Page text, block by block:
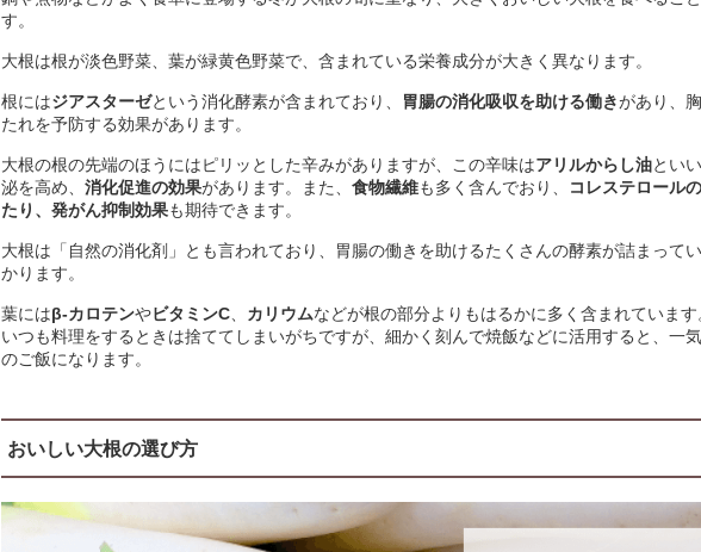
す。
大根は根が淡色野菜、葉が緑黄色野菜で、含まれている栄養成分が大きく異なります。
根にはジアスターゼという消化酵素が含まれており、 胃腸の消化吸収を助ける働きがあり、
たれを予防する効果があります。
大根の根の先端のほうにはピリッとした辛みがありますが、この辛味はアリルからし油とい
泌を高め、 消化促進の効果があります。また、 食物繊維も多く含んでおり、
コレステロール
たり、発がん抑制効果も期待できます。
大根は「自然の消化剤」とも言われており、胃腸の働きを助けるたくさんの酵素が詰まって
かります。
葉にはβ-カロテンやビタミンC カリウムなどが根の部分よりもはるかに多く含まれています
いつも料理をするときは捨ててしまいがちですが、細かく刻んで焼飯などに活用すると、一
のご飯になります。
おいしい大根の選び方